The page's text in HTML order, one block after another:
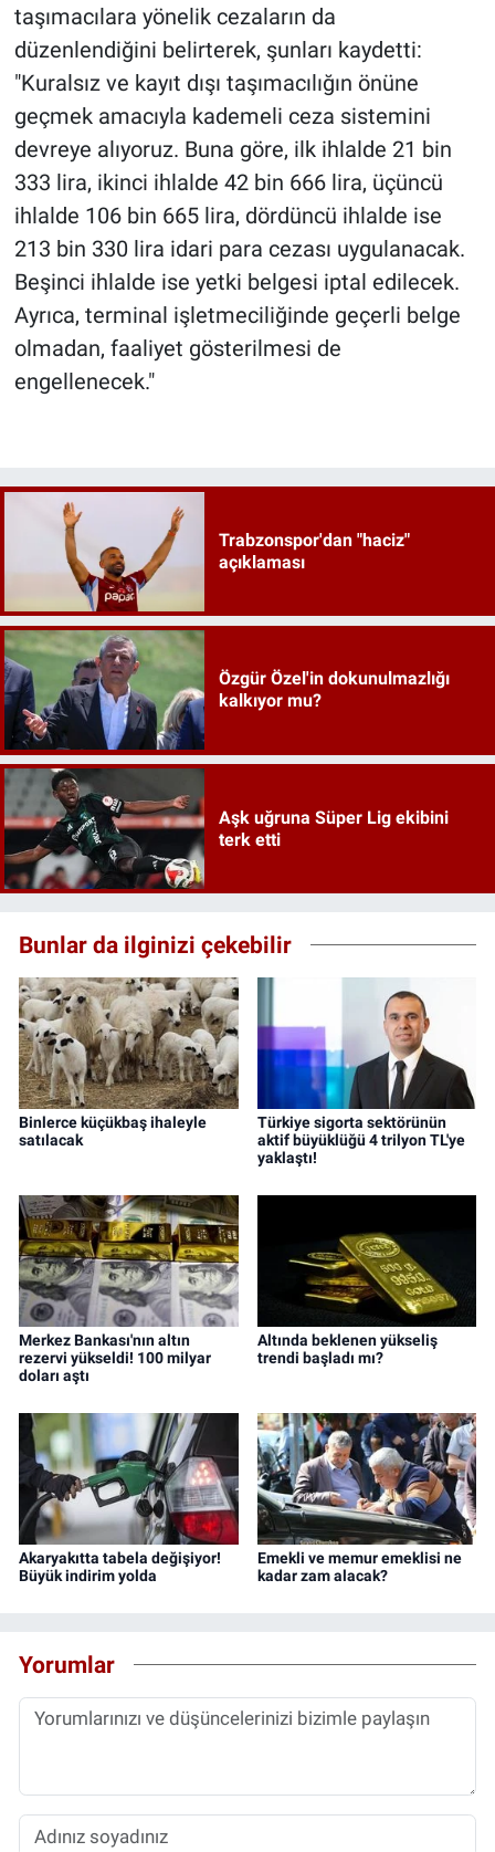
taşımacılara yönelik cezaların da
düzenlendiğini belirterek, şunları kaydetti:
"Kuralsız ve kayıt dışı taşımacılığın önüne
geçmek amacıyla kademeli ceza sistemini
devreye alıyoruz. Buna göre, ilk ihlalde 21 bin
333 lira, ikinci ihlalde 42 bin 666 lira, üçüncü
ihlalde 106 bin 665 lira, dördüncü ihlalde ise
213 bin 330 lira idari para cezası uygulanacak.
Beşinci ihlalde ise yetki belgesi iptal edilecek.
Ayrıca, terminal işletmeciliğinde geçerli belge
olmadan, faaliyet gösterilmesi de
engellenecek."
Trabzonspor'dan "haciz"
açıklaması
Özgür Özel'in dokunulmazlığı
kalkıyor mu?
Aşk uğruna Süper Lig ekibini
terk etti
Bunlar da ilginizi çekebilir
Binlerce küçükbaş ihaleyle
satılacak
Türkiye sigorta sektörünün
aktif büyüklüğü 4 trilyon TL'ye
yaklaştı!
Merkez Bankası'nın altın
rezervi yükseldi! 100 milyar
doları aştı
Altında beklenen yükseliş
trendi başladı mı?
Akaryakıtta tabela değişiyor!
Büyük indirim yolda
Emekli ve memur emeklisi ne
kadar zam alacak?
Yorumlar